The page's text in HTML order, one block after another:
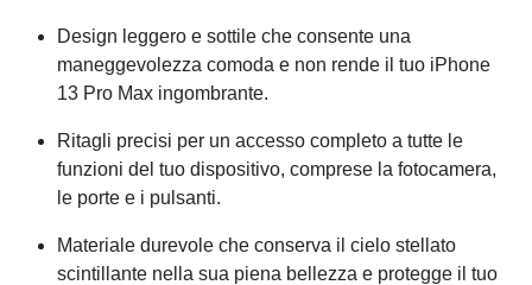
Design leggero e sottile che consente una
maneggevolezza comoda e non rende il tuo iPhone
13 Pro Max ingombrante.
Ritagli precisi per un accesso completo a tutte le
funzioni del tuo dispositivo, comprese la fotocamera,
le porte e i pulsanti.
Materiale durevole che conserva il cielo stellato
scintillante nella sua piena bellezza e protegge il tuo